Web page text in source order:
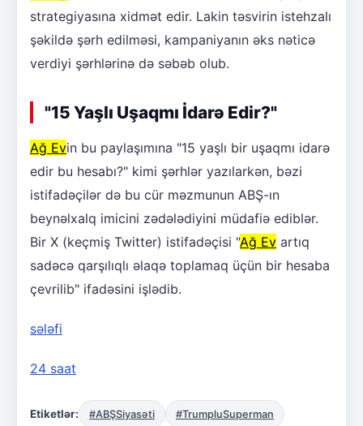
strategiyasına xidmət edir. Lakin təsvirin istehzalı
şəkildə şərh edilməsi, kampaniyanın əks nəticə
verdiyi şərhlərinə də səbəb olub.
"15 Yaşlı Uşaqmı İdarə Edir?"
Ağ Evin bu paylaşımına "15 yaşlı bir uşaqmı idarə
edir bu hesabı?" kimi şərhlər yazılarkən, bəzi
istifadəçilər də bu cür məzmunun ABŞ-ın
beynəlxalq imicini zədələdiyini müdafiə ediblər.
Bir X (keçmiş Twitter) istifadəçisi "Ağ Ev artıq
sadəcə qarşılıqlı əlaqə toplamaq üçün bir hesaba
çevrilib" ifadəsini işlədib.
sələfi
24 saat
Etiketlər: #ABŞSiyasəti #TrumpluSuperman